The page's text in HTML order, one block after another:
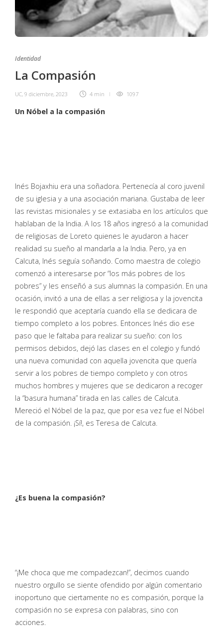
Identidad
La Compasión
UC, 9 diciembre, 2023 4 min 1097
Un Nóbel a la compasión
Inés Bojaxhiu era una soñadora. Pertenecía al coro juvenil
de su iglesia y a una asociación mariana. Gustaba de leer
las revistas misionales y se extasiaba en los artículos que
hablaban de la India. A los 18 años ingresó a la comunidad
de religiosas de Loreto quienes le ayudaron a hacer
realidad su sueño al mandarla a la India. Pero, ya en
Calcuta, Inés seguía soñando. Como maestra de colegio
comenzó a interesarse por “los más pobres de los
pobres” y les enseñó a sus alumnas la compasión. En una
ocasión, invitó a una de ellas a ser religiosa y la jovencita
le respondió que aceptaría cuando ella se dedicara de
tiempo completo a los pobres. Entonces Inés dio ese
paso que le faltaba para realizar su sueño: con los
permisos debidos, dejó las clases en el colegio y fundó
una nueva comunidad con aquella jovencita que quería
servir a los pobres de tiempo completo y con otros
muchos hombres y mujeres que se dedicaron a recoger
la “basura humana” tirada en las calles de Calcuta.
Mereció el Nóbel de la paz, que por esa vez fue el Nóbel
de la compasión. ¡Sí!, es Teresa de Calcuta.
¿Es buena la compasión?
“¡Me choca que me compadezcan!”, decimos cuando
nuestro orgullo se siente ofendido por algún comentario
inoportuno que ciertamente no es compasión, porque la
compasión no se expresa con palabras, sino con
acciones.